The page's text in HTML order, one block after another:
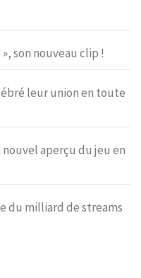
son nouveau clip !
leur union en toute
nouvel aperçu du jeu en
du milliard de streams